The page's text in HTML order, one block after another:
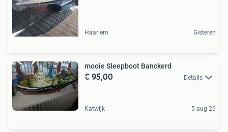
Haarlem Gisteren
mooie Sleepboot Banckerd
€ 95,00 Details
Katwijk 5 aug 26